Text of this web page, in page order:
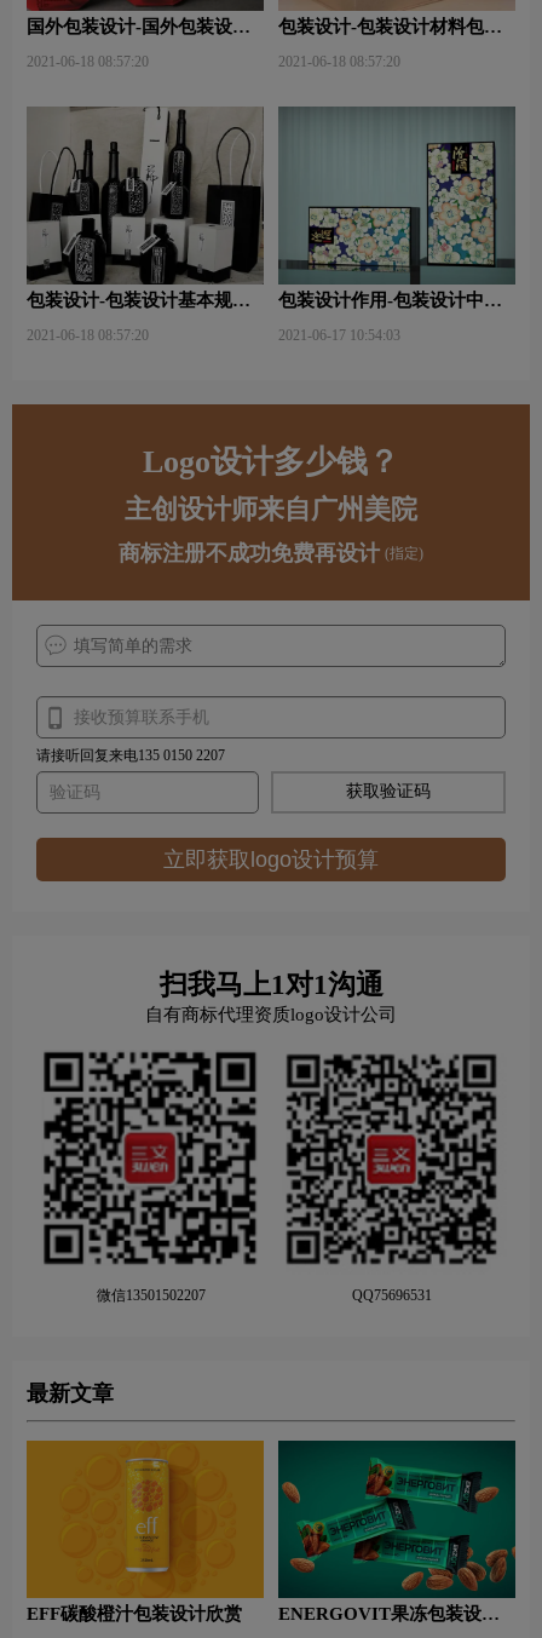
国外包装设计-国外包装设计
2021-06-18 08:57:20
包装设计-包装设计材料包含
2021-06-18 08:57:20
包装设计-包装设计基本规律
2021-06-18 08:57:20
包装设计作用-包装设计中文
2021-06-17 10:54:03
Logo设计多少钱？
主创设计师来自广州美院
商标注册不成功免费再设计 (指定)
请接听回复来电135 0150 2207
获取验证码
立即获取logo设计预算
扫我马上1对1沟通
自有商标代理资质logo设计公司
微信13501502207 QQ75696531
最新文章
EFF碳酸橙汁包装设计欣赏
ENERGOVIT果冻包装设计